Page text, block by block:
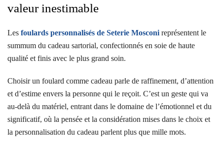
valeur inestimable
Les foulards personnalisés de Seterie Mosconi représentent le
summum du cadeau sartorial, confectionnés en soie de haute
qualité et finis avec le plus grand soin.
Choisir un foulard comme cadeau parle de raffinement, d’attention
et d’estime envers la personne qui le reçoit. C’est un geste qui va
au-delà du matériel, entrant dans le domaine de l’émotionnel et du
significatif, où la pensée et la considération mises dans le choix et
la personnalisation du cadeau parlent plus que mille mots.